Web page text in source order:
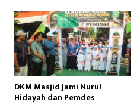
DKM Masjid Jami Nurul
Hidayah dan Pemdes